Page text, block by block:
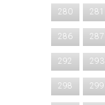
280 281
286 287
292 293
298 299